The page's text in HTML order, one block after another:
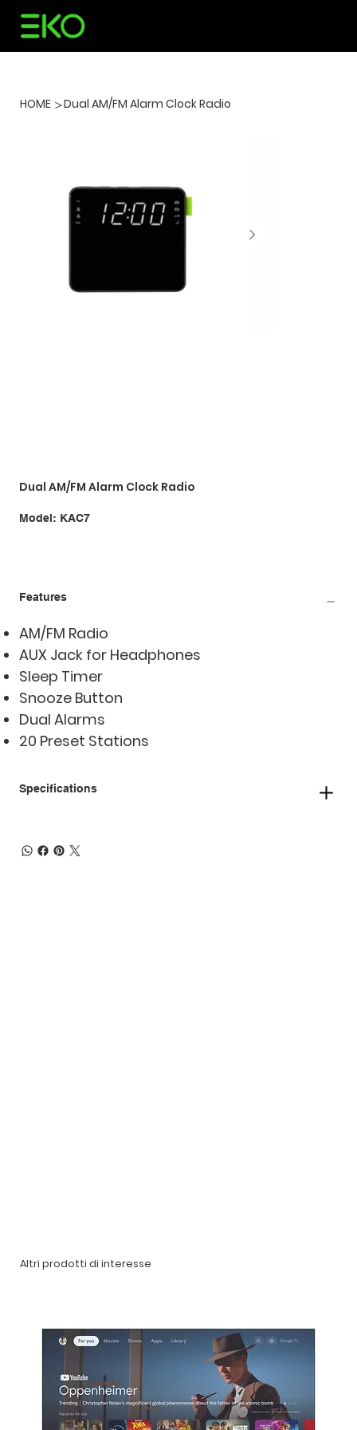
HOME >Dual AM/FM Alarm Clock Radio
Dual AM/FM Alarm Clock Radio
Model: SKU
KAC7
KAC7
Features
AM/FM Radio
AUX Jack for Headphones
Sleep Timer
Snooze Button
Dual Alarms
20 Preset Stations
Specifications
Altri prodotti di interesse